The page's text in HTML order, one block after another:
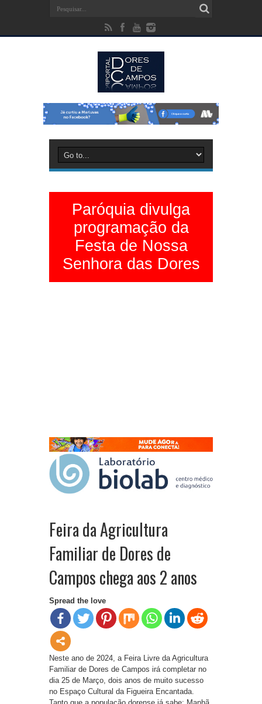
Paróquia divulga
programação da
Festa de Nossa
Senhora das Dores
Feira da Agricultura
Familiar de Dores de
Campos chega aos 2 anos
Spread the love
Neste ano de 2024, a Feira Livre da Agricultura
Familiar de Dores de Campos irá completar no
dia 25 de Março, dois anos de muito sucesso
no Espaço Cultural da Figueira Encantada.